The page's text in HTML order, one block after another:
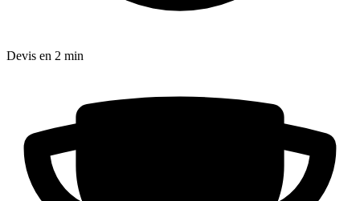
Devis en 2 min